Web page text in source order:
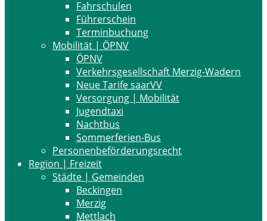
Fahrschulen
Führerschein
Terminbuchung
Mobilität | ÖPNV
ÖPNV
Verkehrsgesellschaft Merzig-Wadern
Neue Tarife saarVV
Versorgung | Mobilität
Jugendtaxi
Nachtbus
Sommerferien-Bus
Personenbeförderungsrecht
Region | Freizeit
Städte | Gemeinden
Beckingen
Merzig
Mettlach